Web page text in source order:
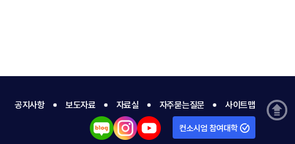
공지사항 보도자료 자료실 자주묻는질문 사이트맵
컨소시엄 참여대학